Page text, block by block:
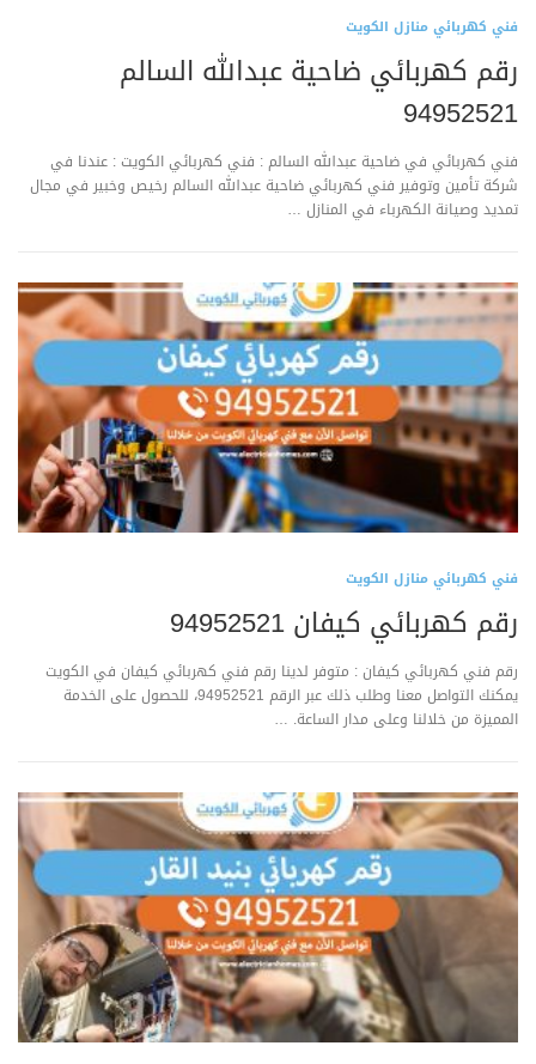
فني كهربائي منازل الكويت
رقم كهربائي ضاحية عبدالله السالم
94952521
فني كهربائي في ضاحية عبدالله السالم : فني كهربائي الكويت : عندنا في
شركة تأمين وتوفير فني كهربائي ضاحية عبدالله السالم رخيص وخبير في مجال
تمديد وصيانة الكهرباء في المنازل …
فني كهربائي منازل الكويت
رقم كهربائي كيفان 94952521
رقم فني كهربائي كيفان : متوفر لدينا رقم فني كهربائي كيفان في الكويت
يمكنك التواصل معنا وطلب ذلك عبر الرقم 94952521، للحصول على الخدمة
المميزة من خلالنا وعلى مدار الساعة. …